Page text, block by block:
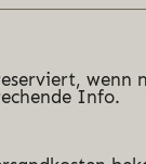
wenn
Info.